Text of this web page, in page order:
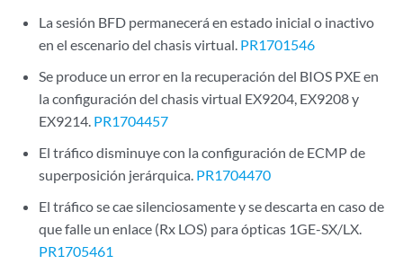
La sesión BFD permanecerá en estado inicial o inactivo
en el escenario del chasis virtual. PR1701546
Se produce un error en la recuperación del BIOS PXE en
la configuración del chasis virtual EX9204, EX9208 y
EX9214. PR1704457
El tráfico disminuye con la configuración de ECMP de
superposición jerárquica. PR1704470
El tráfico se cae silenciosamente y se descarta en caso de
que falle un enlace (Rx LOS) para ópticas 1GE-SX/LX.
PR1705461